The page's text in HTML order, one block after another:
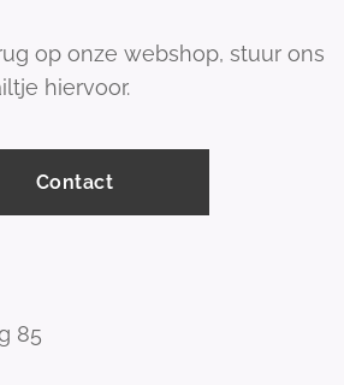
op onze webshop, stuur ons
hiervoor.
Contact
85